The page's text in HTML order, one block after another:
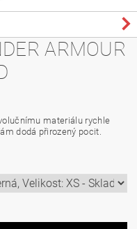
ARMOUR
materiálu rychle
dodá přirozený pocit.